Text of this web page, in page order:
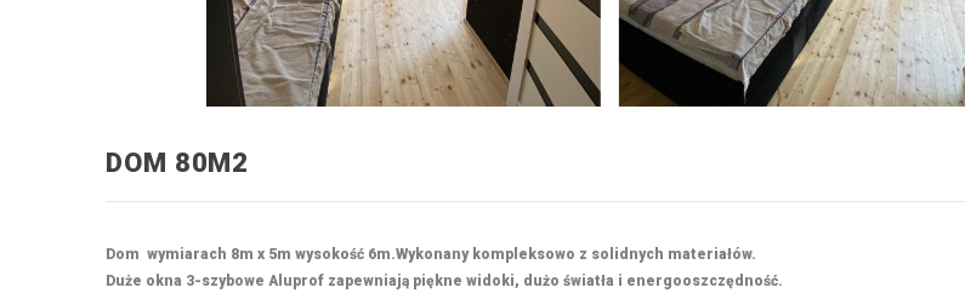
DOM 80M2
Dom wymiarach 8m x 5m wysokość 6m.Wykonany kompleksowo z solidnych materiałów.
Duże okna 3-szybowe Aluprof zapewniają piękne widoki, dużo światła i energooszczędność.